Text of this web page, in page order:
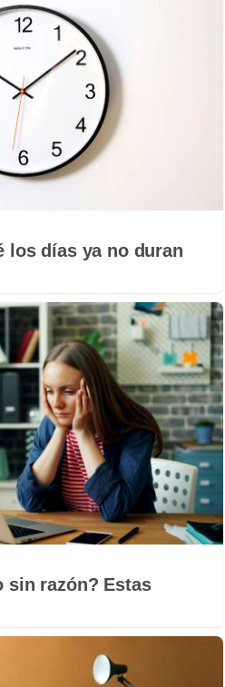
los días ya no duran
sin razón? Estas